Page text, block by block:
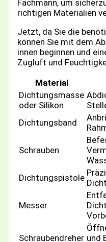
Fachmann, um
richtigen Materialien
Jetzt, da Sie die
können Sie mit dem
innen beginnen und
Zugluft und
Material
Dichtungsmasse
oder Silikon
Dichtungsband
Schrauben
Dichtungspistole
Messer
Schraubendreher und